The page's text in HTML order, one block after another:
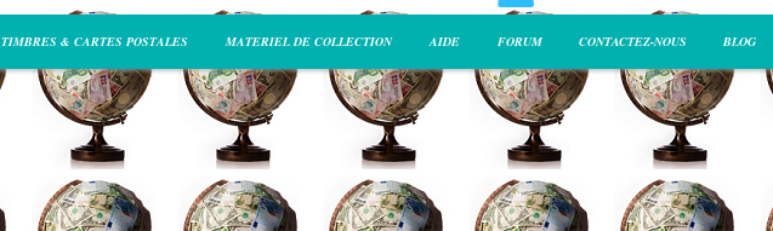
TIMBRES & CARTES POSTALES MATERIEL DE COLLECTION AIDE FORUM CONTACTEZ-NOUS BLOG